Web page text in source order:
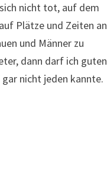
nicht tot, auf dem
Plätze und Zeiten an
und Männer zu
dann darf ich guten
nicht jeden kannte.